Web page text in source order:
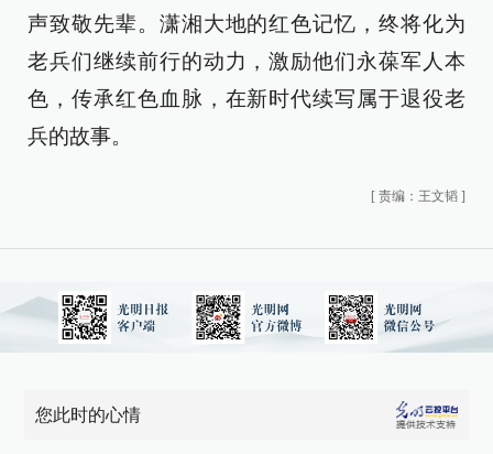
声致敬先辈。潇湘大地的红色记忆，终将化为
老兵们继续前行的动力，激励他们永葆军人本
色，传承红色血脉，在新时代续写属于退役老
兵的故事。
[ 责编：王文韬 ]
您此时的心情